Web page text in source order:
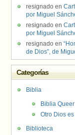
resignado en
por Miguel
resignado en
por Miguel
resignado en
de Dios”, de
Categorías
Biblia
Biblia Queer
Otro Dios
Biblioteca